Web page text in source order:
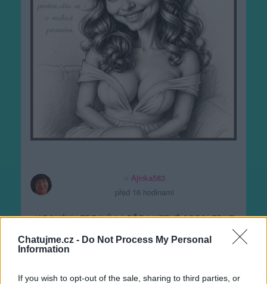
Chatujme.cz - Do Not Process My Personal
Information
If you wish to opt-out of the sale, sharing to third parties, or
Ajinka583
před 16 hodinami
JAROUŠKU ZDRAVÍM A PŘEJI HEZKÉ ODPOLEDNE